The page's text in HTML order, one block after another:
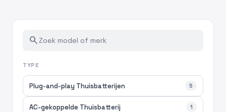
search
TYPE
Plug-and-play Thuisbatterijen 5
AC-gekoppelde Thuisbatterij 1